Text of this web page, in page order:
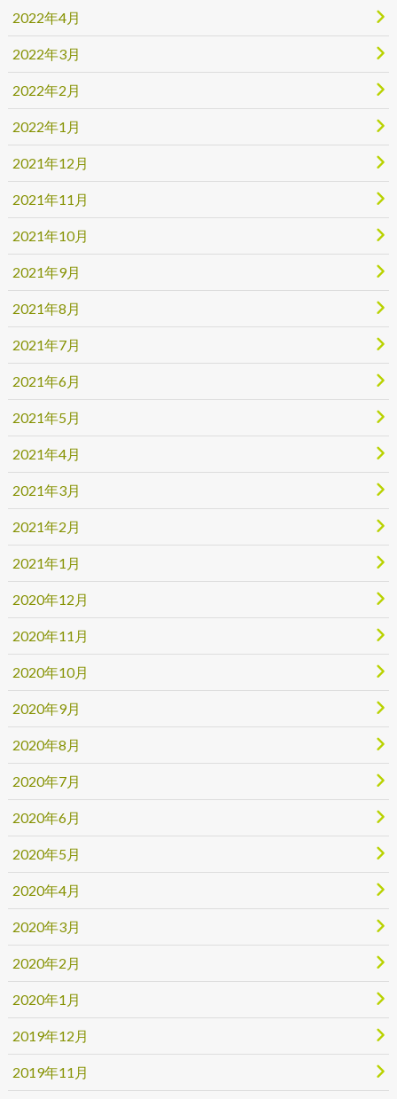
2022年4月
2022年3月
2022年2月
2022年1月
2021年12月
2021年11月
2021年10月
2021年9月
2021年8月
2021年7月
2021年6月
2021年5月
2021年4月
2021年3月
2021年2月
2021年1月
2020年12月
2020年11月
2020年10月
2020年9月
2020年8月
2020年7月
2020年6月
2020年5月
2020年4月
2020年3月
2020年2月
2020年1月
2019年12月
2019年11月